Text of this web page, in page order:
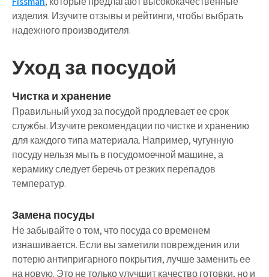
изделия. Изучите отзывы и рейтинги, чтобы выбрать
надежного производителя.
Уход за посудой
Чистка и хранение
Правильный уход за посудой продлевает ее срок
службы. Изучите рекомендации по чистке и хранению
для каждого типа материала. Например, чугунную
посуду нельзя мыть в посудомоечной машине, а
керамику следует беречь от резких перепадов
температур.
Замена посуды
Не забывайте о том, что посуда со временем
изнашивается. Если вы заметили повреждения или
потерю антипригарного покрытия, лучше заменить ее
на новую. Это не только улучшит качество готовки, но и